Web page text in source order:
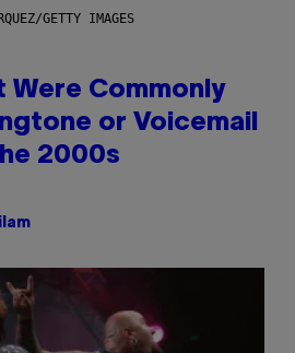
GETTY IMAGES
Were Commonly
or Voicemail
2000s